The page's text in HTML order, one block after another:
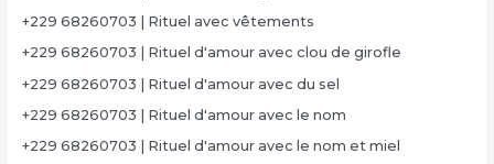
+229 68260703 | Rituel avec vêtements
+229 68260703 | Rituel d'amour avec clou de girofle
+229 68260703 | Rituel d'amour avec du sel
+229 68260703 | Rituel d'amour avec le nom
+229 68260703 | Rituel d'amour avec le nom et miel